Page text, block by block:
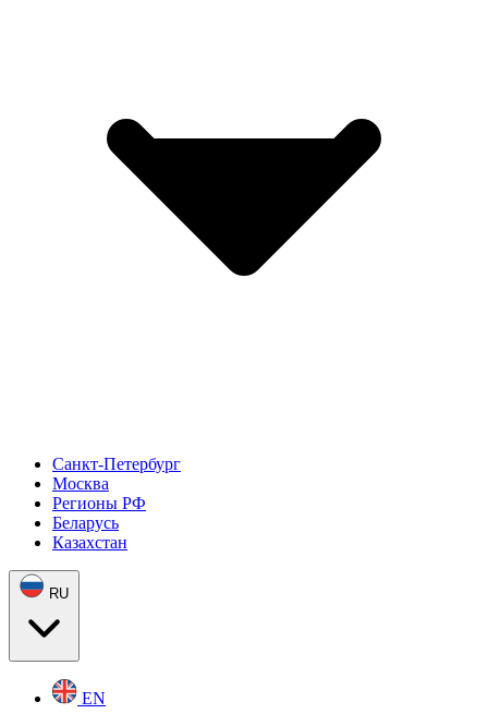
Санкт-Петербург
Москва
Регионы РФ
Беларусь
Казахстан
RU
EN